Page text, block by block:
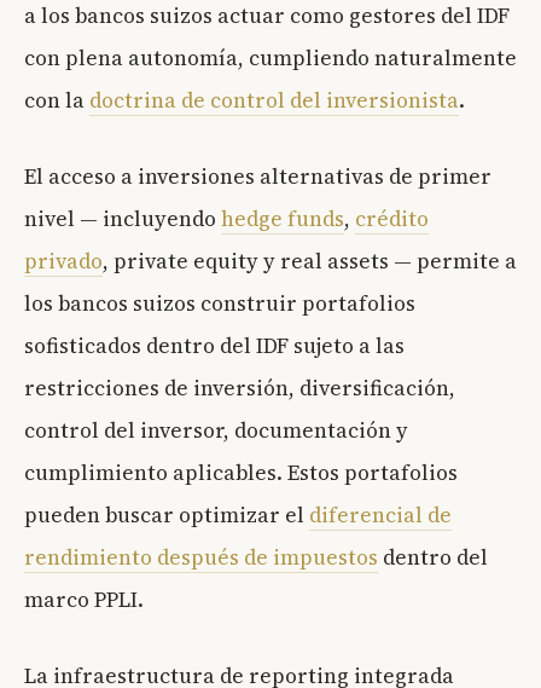
a los bancos suizos actuar como gestores del IDF
con plena autonomía, cumpliendo naturalmente
con la doctrina de control del inversionista.
El acceso a inversiones alternativas de primer
nivel — incluyendo hedge funds, crédito
privado, private equity y real assets — permite a
los bancos suizos construir portafolios
sofisticados dentro del IDF sujeto a las
restricciones de inversión, diversificación,
control del inversor, documentación y
cumplimiento aplicables. Estos portafolios
pueden buscar optimizar el diferencial de
rendimiento después de impuestos dentro del
marco PPLI.
La infraestructura de reporting integrada